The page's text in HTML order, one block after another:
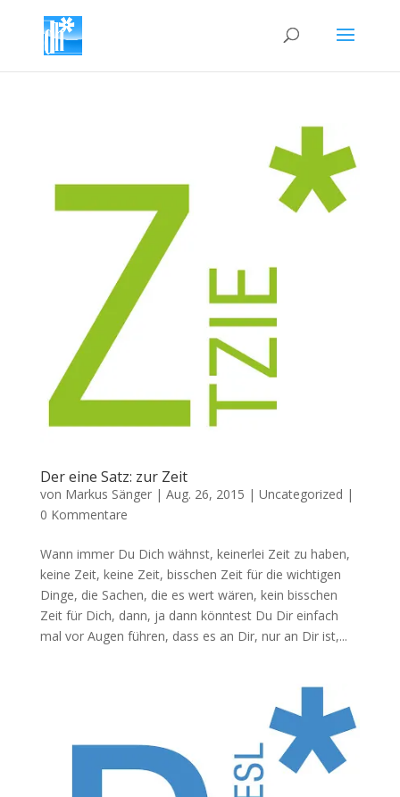
Der eine Satz: zur Zeit
von Markus Sänger| Aug. 26, 2015 | Uncategorized |
0 Kommentare
Wann immer Du Dich wähnst, keinerlei Zeit zu haben,
keine Zeit, keine Zeit, bisschen Zeit für die wichtigen
Dinge, die Sachen, die es wert wären, kein bisschen
Zeit für Dich, dann, ja dann könntest Du Dir einfach
mal vor Augen führen, dass es an Dir, nur an Dir ist,...